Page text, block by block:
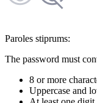
Paroles stiprums:
The password must
8 or more
Uppercase and